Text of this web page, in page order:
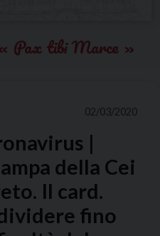
Pax tibi Marce
02/03/2020
|
della Cei
Il card.
fino